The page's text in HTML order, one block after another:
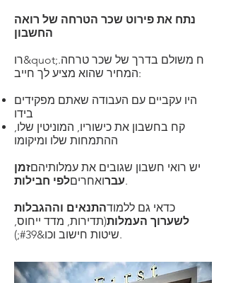
נתח את פירוט שכר הטרחה של רואה
רו&quot;ח משולם בדרך של שכר טרחה.
המחיר שהוא מציע לך חייב:
היו עקביים עם העבודה שאתם מפקידים
בידו
קח בחשבון את כישוריו, המוניטין שלו,
ההתמחות שלו ומיקומו
יש רואי חשבון שגובים את עמלותיהםזמן
עברואחריםלפי חבילות
.
כדאי גם ללמודהתנאים וההגבלות
לשערוך העמלות(תדירות, מדד ייחוס,
שיטות חישוב וכו&#39;).​